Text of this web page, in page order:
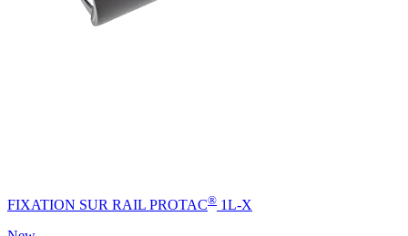
FIXATION SUR RAIL PROTAC® 1L-X